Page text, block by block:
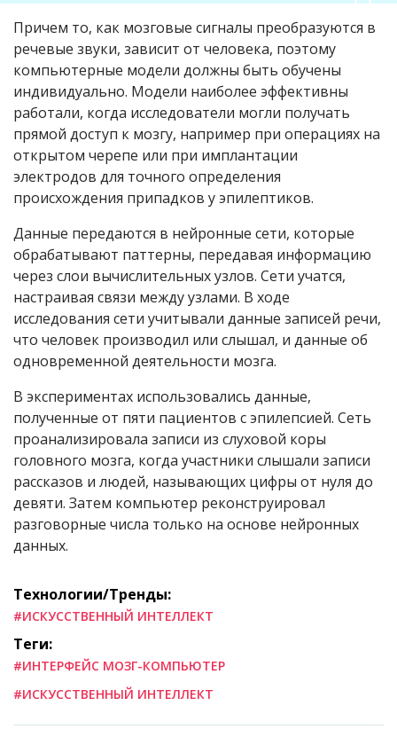
Причем то, как мозговые сигналы преобразуются в
речевые звуки, зависит от человека, поэтому
компьютерные модели должны быть обучены
индивидуально. Модели наиболее эффективны
работали, когда исследователи могли получать
прямой доступ к мозгу, например при операциях на
открытом черепе или при имплантации
электродов для точного определения
происхождения припадков у эпилептиков.
Данные передаются в нейронные сети, которые
обрабатывают паттерны, передавая информацию
через слои вычислительных узлов. Сети учатся,
настраивая связи между узлами. В ходе
исследования сети учитывали данные записей речи,
что человек производил или слышал, и данные об
одновременной деятельности мозга.
В экспериментах использовались данные,
полученные от пяти пациентов с эпилепсией. Сеть
проанализировала записи из слуховой коры
головного мозга, когда участники слышали записи
рассказов и людей, называющих цифры от нуля до
девяти. Затем компьютер реконструировал
разговорные числа только на основе нейронных
данных.
Технологии/Тренды:
#ИСКУССТВЕННЫЙ ИНТЕЛЛЕКТ
Теги:
#ИНТЕРФЕЙС МОЗГ-КОМПЬЮТЕР
#ИСКУССТВЕННЫЙ ИНТЕЛЛЕКТ